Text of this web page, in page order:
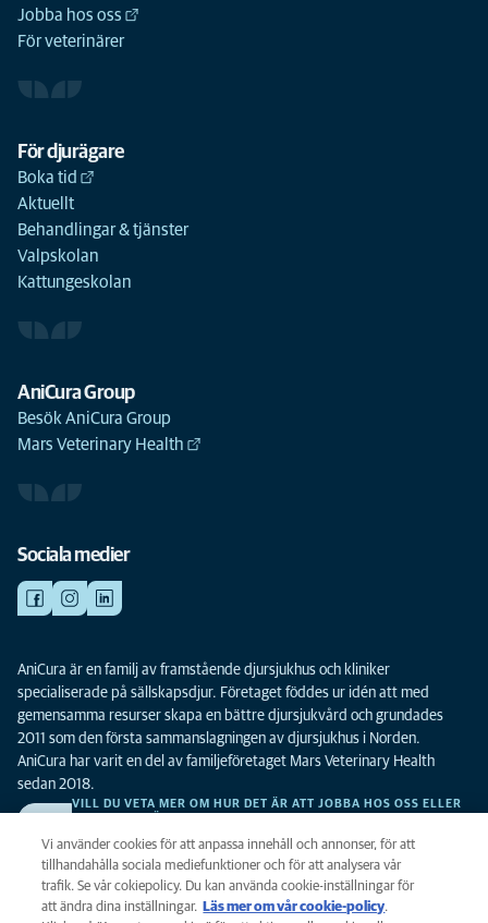
Jobba hos oss
För veterinärer
För djurägare
Boka tid
Aktuellt
Behandlingar & tjänster
Valpskolan
Kattungeskolan
AniCura Group
Besök AniCura Group
Mars Veterinary Health
Sociala medier
AniCura är en familj av framstående djursjukhus och kliniker
specialiserade på sällskapsdjur. Företaget föddes ur idén att med
gemensamma resurser skapa en bättre djursjukvård och grundades
2011 som den första sammanslagningen av djursjukhus i Norden.
AniCura har varit en del av familjeföretaget Mars Veterinary Health
sedan 2018.
VILL DU VETA MER OM HUR DET ÄR ATT JOBBA HOS OSS ELLER
Vi använder cookies för att anpassa innehåll och annonser, för att
tillhandahålla sociala mediefunktioner och för att analysera vår
trafik. Se vår cokiepolicy. Du kan använda cookie-inställningar för
att ändra dina inställningar.
Läs mer om vår cookie-policy(opens in a
.